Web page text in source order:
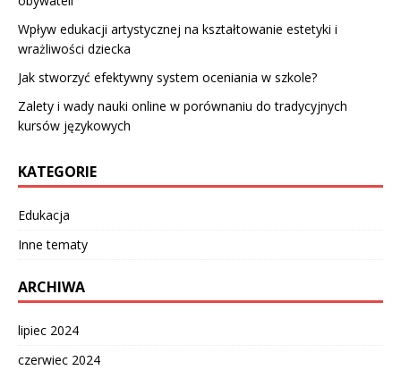
Wpływ edukacji artystycznej na kształtowanie estetyki i
wrażliwości dziecka
Jak stworzyć efektywny system oceniania w szkole?
Zalety i wady nauki online w porównaniu do tradycyjnych
kursów językowych
KATEGORIE
Edukacja
Inne tematy
ARCHIWA
lipiec 2024
czerwiec 2024